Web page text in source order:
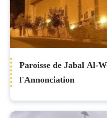
Paroisse de Jabal Al-
l'Annonciation